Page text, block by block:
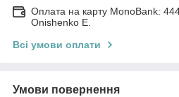
Оплата на карту MonoBank:
Onishenko E.
Всі умови оплати
Умови повернення